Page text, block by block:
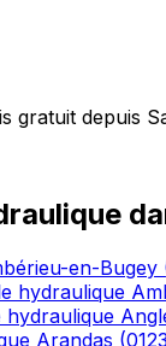
gratuit depuis
en-Bugey
hydraulique
hydraulique
Arandas (